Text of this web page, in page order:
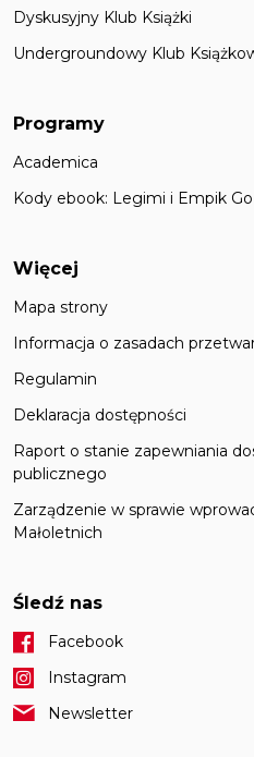
Dyskusyjny Klub Książki
Undergroundowy Klub
Programy
Academica
Kody ebook: Legimi i Empik Go
Więcej
Mapa strony
Informacja o zasadach
Regulamin
Deklaracja dostępności
Raport o stanie zapewniania
publicznego
Zarządzenie w sprawie
Małoletnich
Śledź nas
Facebook
Instagram
Newsletter